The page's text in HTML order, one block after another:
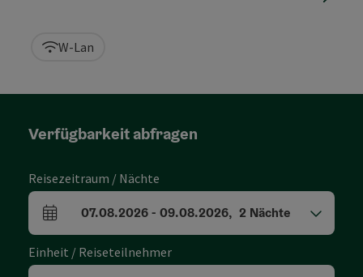
W-Lan
Verfügbarkeit abfragen
Reisezeitraum / Nächte
An- und Abreisefelder
07.08.2026- 09.08.2026, 2 Nächte
Einheit / Reiseteilnehmer